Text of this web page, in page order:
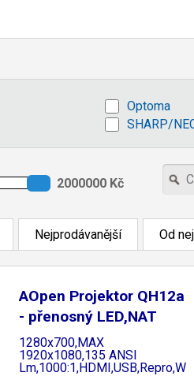
Optoma
SHARP/
Nejprodávanější Od
AOpen Projektor QH12a
- přenosný LED,NAT
1280x700,MAX
1920x1080,135 ANSI